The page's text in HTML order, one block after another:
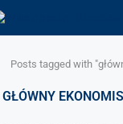
Posts tagged with
GŁÓWNY